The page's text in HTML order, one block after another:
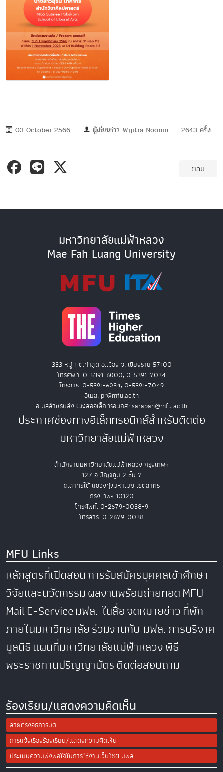
03 October 2566 ผู้เขียนข่าว Wijitra Noonin 2643 ครั้ง
กลับ
มหาวิทยาลัยแม่ฟ้าหลวง
Mae Fah Luang University
333 หมู่ 1 ต.ท่าสุด อ.เมือง จ. เชียงราย 57100
โทรศัพท์. 0-5391-6000, 0-5391-7034
โทรสาร. 0-5391-6034, 0-5391-7049
อีเมล: pr@mfu.ac.th
อีเมลสำหรับส่งหนังสืออิเล็กทรอนิกส์: saraban@mfu.ac.th
ประกาศช่องทางอิเล็กทรอนิกส์สำหรับติดต่อ
มหาวิทยาลัยแม่ฟ้าหลวง
สำนักงานมหาวิทยาลัยแม่ฟ้าหลวง กรุงเทพฯ
127 อ.ปัญจภูมิ 2 ชั้น 7
ถ.สาทรใต้ แขวงทุ่งมหาเมฆ เขตสาทร
กรุงเทพฯ 10120
โทรศัพท์. 0-2679-0038-9
โทรสาร. 0-2679-0038
MFU Links
หลักสูตรที่เปิดสอนการรับสมัครบุคคลเข้าศึกษา
วิจัยและนวัตกรรมผลงานพร้อมถ่ายทอดMFU
MailE-Serviceมฟล. ในสื่อจดหมายข่าวที่พัก
ภายในมหาวิทยาลัยร่วมงานกับ มฟล.การบริจาค
มูลนิธิแผนที่มหาวิทยาลัยแม่ฟ้าหลวงพิธี
พระราชทานปริญญาบัตรติดต่อสอบถาม
ร้องเรียน/แสดงความคิดเห็น
สายตรงอธิการบดี
การแจ้งเรื่องร้องเรียน/แสดงความคิดเห็น
ประเมินความพึงพอใจในการใช้งานเว็บไซต์ มฟล.